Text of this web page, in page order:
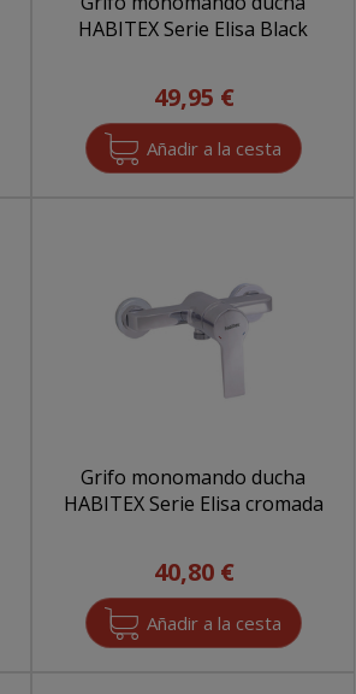
HABITEX Serie Elisa Black
49,95 €
Grifo monomando ducha
HABITEX Serie Elisa cromada
40,80 €